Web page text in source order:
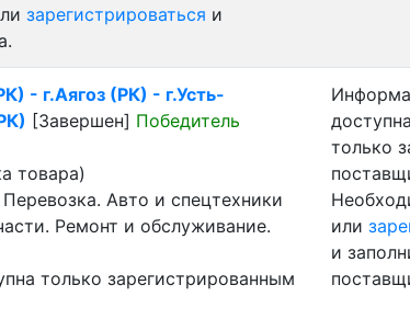
зарегистрироваться и
- г.Аягоз (РК) - г.Усть-
[Завершен] Победитель
товара)
Авто и спецтехники
Ремонт и обслуживание.
только зарегистрированным
доступна
только
или
и